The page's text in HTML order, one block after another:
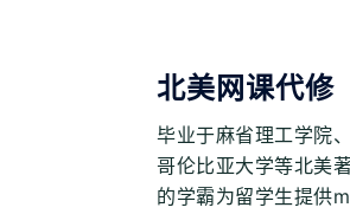
北美网课代修
毕业于麻省理工学院
哥伦比亚大学等北美
的学霸为留学生提供